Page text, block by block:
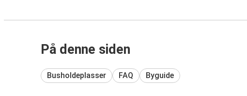
På denne siden
Busholdeplasser FAQ Byguide